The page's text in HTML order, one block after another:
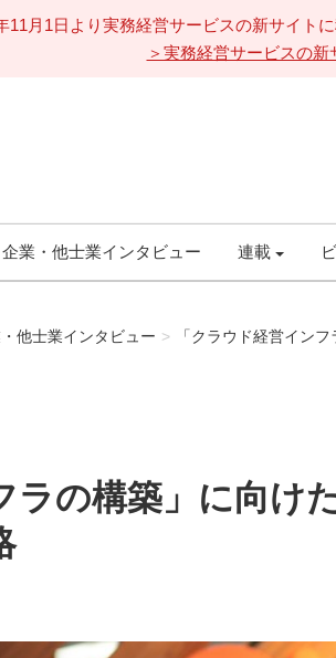
11月1日より実務経営サービスの新サイ
＞実務経営サービスの新
企業・他士業インタビュー 連載
他士業インタビュー 「クラウド経営イン
ラの構築」に向け